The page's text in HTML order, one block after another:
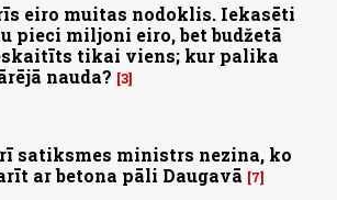
eiro muitas nodoklis. Iekasēti
pieci miljoni eiro, bet budžetā
tikai viens; kur palika
nauda? 3
satiksmes ministrs nezina, ko
ar betona pāli Daugavā
7